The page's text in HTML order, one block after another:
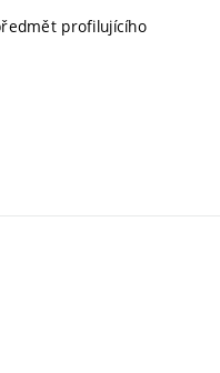
profilujícího